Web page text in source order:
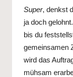
Super, denkst
ja doch
bis du
gemeinsamen
wird das
mühsam